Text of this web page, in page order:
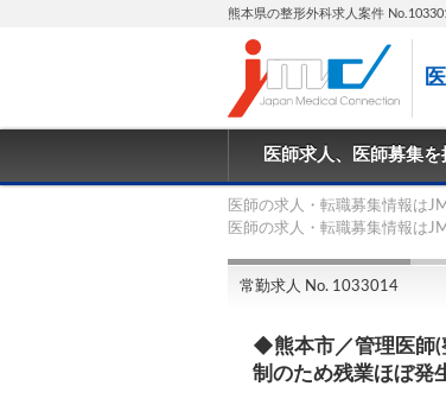
熊本県の整形外科求人案件
医師求人、医師募集を
医師の求人・転職募集情報は
医師の求人・転職募集情報は
常勤求人 No. 1033014
◆熊本市／管理医師(
制のため残業ほぼ